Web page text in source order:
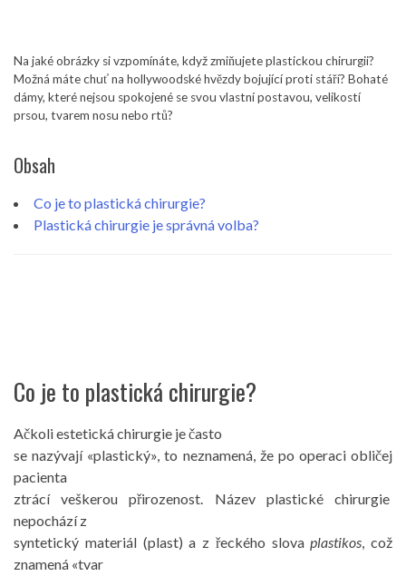
Na jaké obrázky si vzpomínáte, když zmiňujete plastickou chirurgii?
Možná máte chuť na hollywoodské hvězdy bojující proti stáří? Bohaté
dámy, které nejsou spokojené se svou vlastní postavou, velikostí
prsou, tvarem nosu nebo rtů?
Obsah
Co je to plastická chirurgie?
Plastická chirurgie je správná volba?
Co je to plastická chirurgie?
Ačkoli estetická chirurgie je často
se nazývají «plastický», to neznamená, že po operaci obličej
pacienta
ztrácí veškerou přirozenost. Název plastické chirurgie
nepochází z
syntetický materiál (plast) a z řeckého slova plastikos, což
znamená «tvar